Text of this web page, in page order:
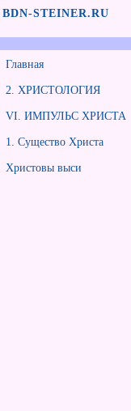
BDN-STEINER.RU
Главная
2. ХРИСТОЛОГИЯ
VI. ИМПУЛЬС ХРИСТА
1. Существо Христа
Христовы выси